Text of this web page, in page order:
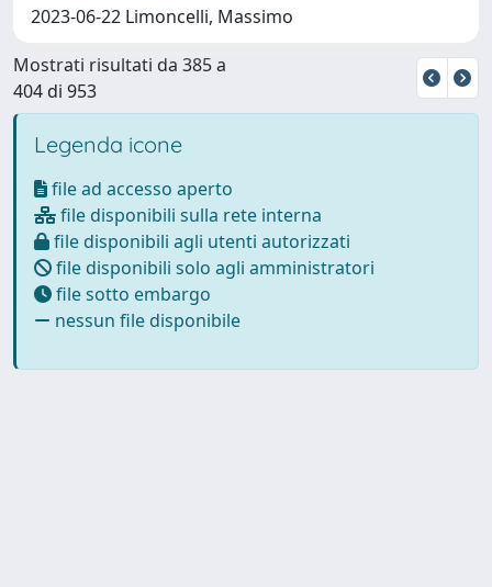
2023-06-22 Limoncelli, Massimo
Mostrati risultati da 385 a
404 di 953
Legenda icone
file ad accesso aperto
file disponibili sulla rete interna
file disponibili agli utenti autorizzati
file disponibili solo agli amministratori
file sotto embargo
nessun file disponibile